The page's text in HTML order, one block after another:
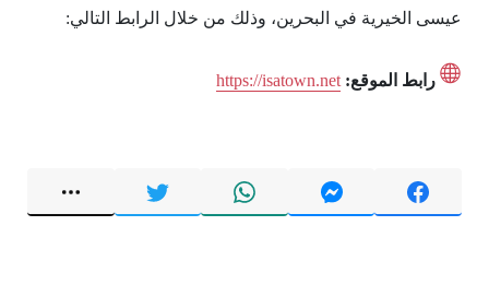
عيسى الخيرية في البحرين، وذلك من خلال الرابط التالي:
رابط الموقع: https://isatown.net